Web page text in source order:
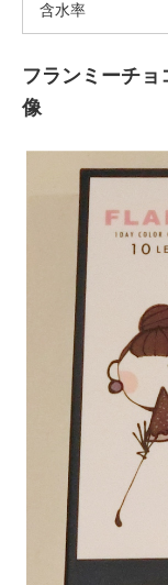
含水率
フランミーチ
像